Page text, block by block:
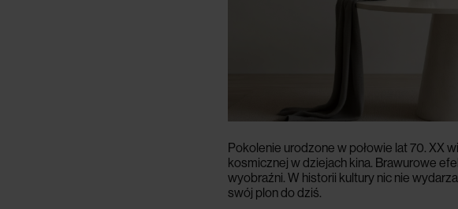
Pokolenie urodzone w połowie lat 70. XX
kosmicznej w dziejach kina. Brawurowe
wyobraźni. W historii kultury nic nie
swój plon do dziś.